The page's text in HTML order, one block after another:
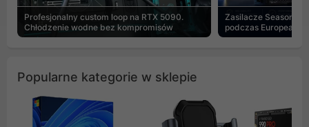
Profesjonalny custom loop na RTX 5090.
Chłodzenie wodne bez kompromisów
Zasilacze Seasonic
podczas European
Popularne kategorie w sklepie